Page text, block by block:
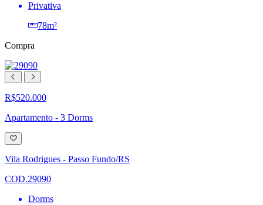
Privativa
78m²
Compra
R$520.000
Apartamento - 3 Dorms
Adicionar
à
lista
de
Vila Rodrigues - Passo Fundo/RS
COD.29090
Dorms